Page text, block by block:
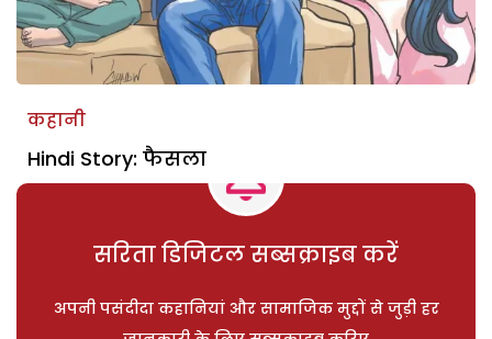
कहानी
Hindi Story: फैसला
सरिता डिजिटल सब्सक्राइब करें
अपनी पसंदीदा कहानियां और सामाजिक मुद्दों से जुड़ी हर